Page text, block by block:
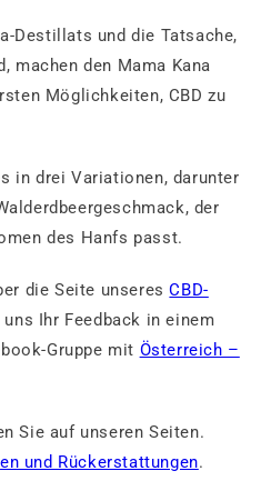
Destillats und die Tatsache,
machen den Mama Kana
Möglichkeiten, CBD zu
in drei Variationen, darunter
der
des Hanfs passt.
die Seite unseresCBD-
Ihr Feedback in einem
Gruppe mit Österreich –
Sie auf unseren Seiten.
und Rückerstattungen.